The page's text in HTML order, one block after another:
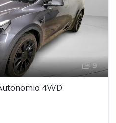
9
4WD